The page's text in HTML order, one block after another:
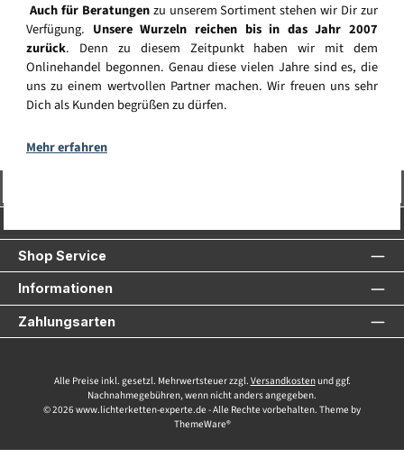
Auch für Beratungenzu unserem Sortiment stehen wir Dir zur
Verfügung. Unsere Wurzeln reichen bis in das Jahr 2007
zurück. Denn zu diesem Zeitpunkt haben wir mit dem
Onlinehandel begonnen. Genau diese vielen Jahre sind es, die
uns zu einem wertvollen Partner machen. Wir freuen uns sehr
Dich als Kunden begrüßen zu dürfen.
Mehr erfahren
Shop Service
Informationen
Zahlungsarten
Alle Preise inkl. gesetzl. Mehrwertsteuer zzgl. Versandkostenund ggf.
Nachnahmegebühren, wenn nicht anders angegeben.
© 2026 www.lichterketten-experte.de - Alle Rechte vorbehalten. Theme by
ThemeWare®